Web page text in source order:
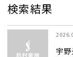
検索結果
宇